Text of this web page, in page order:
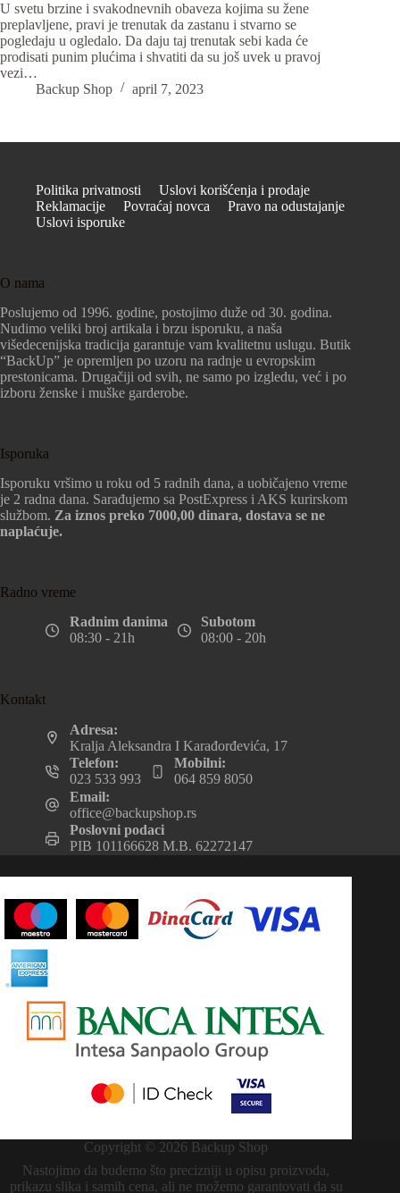
U svetu brzine i svakodnevnih obaveza kojima su žene
preplavljene, pravi je trenutak da zastanu i stvarno se
pogledaju u ogledalo. Da daju taj trenutak sebi kada će
prodisati punim plućima i shvatiti da su još uvek u pravoj
vezi…
Backup Shop
april 7, 2023
Politika privatnosti
Uslovi korišćenja i prodaje
Reklamacije
Povraćaj novca
Pravo na odustajanje
Uslovi isporuke
O nama
Poslujemo od 1996. godine, postojimo duže od 30. godina.
Nudimo veliki broj artikala i brzu isporuku, a naša
višedecenijska tradicija garantuje vam kvalitetnu uslugu. Butik
“BackUp” je opremljen po uzoru na radnje u evropskim
prestonicama. Drugačiji od svih, ne samo po izgledu, već i po
izboru ženske i muške garderobe.
Isporuka
Isporuku vršimo u roku od 5 radnih dana, a uobičajeno vreme
je 2 radna dana. Sarađujemo sa PostExpress i AKS kurirskom
službom. Za iznos preko 7000,00 dinara, dostava se ne
naplaćuje.
Radno vreme
Radnim danima
08:30 - 21h
Subotom
08:00 - 20h
Kontakt
Adresa:
Kralja Aleksandra I Karađorđevića, 17
Telefon:
023 533 993
Mobilni:
064 859 8050
Email:
office@backupshop.rs
Poslovni podaci
PIB 101166628 M.B. 62272147
Copyright © 2026 Backup Shop
Nastojimo da budemo što precizniji u opisu proizvoda,
prikazu slika i samih cena, ali ne možemo garantovati da su